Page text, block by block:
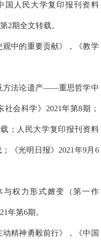
国人民大学复印报刊资料
2期全文转载。
观中的重要贡献》，《教学
方法论遗产——重思哲学中
社会科学》2021年第8期 ；
；人民大学复印报刊资料
；《光明日报》2021年9月6
与权力形式嬗变（第一作
年第6期。
动精神勇毅前行》，《中国